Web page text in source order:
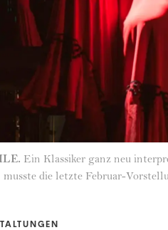
Ein Klassiker ganz neu
die letzte Februar-